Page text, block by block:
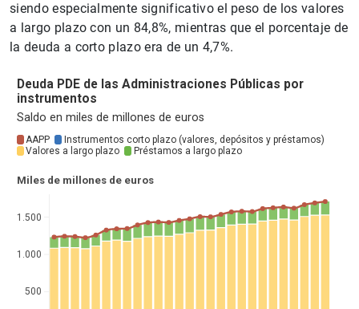
siendo especialmente significativo el peso de los valores
a largo plazo con un 84,8%, mientras que el porcentaje de
la deuda a corto plazo era de un 4,7%.